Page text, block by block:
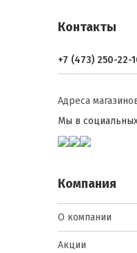
Контакты
+7 (473) 250-22-
Адреса
Мы в
Компания
О компании
Акции